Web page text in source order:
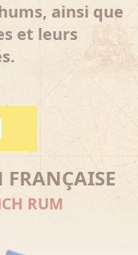
ainsi que
et leurs
RUM